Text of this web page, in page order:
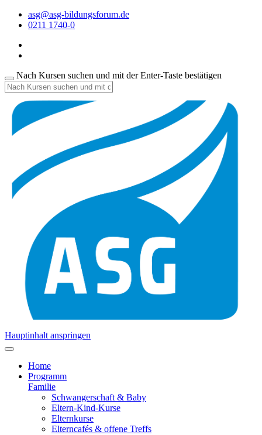
asg@asg-bildungsforum.de
0211 1740-0
Nach Kursen suchen und mit der Enter-Taste bestätigen
Hauptinhalt anspringen
Home
Programm
Familie
Schwangerschaft & Baby
Eltern-Kind-Kurse
Elternkurse
Elterncafés & offene Treffs